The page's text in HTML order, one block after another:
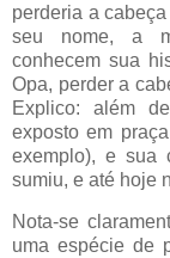
perderia a
seu nome, a
conhecem sua
Opa, perder a
Explico: além
exposto em
exemplo), e sua
sumiu, e até hoje
Nota-se
uma espécie de